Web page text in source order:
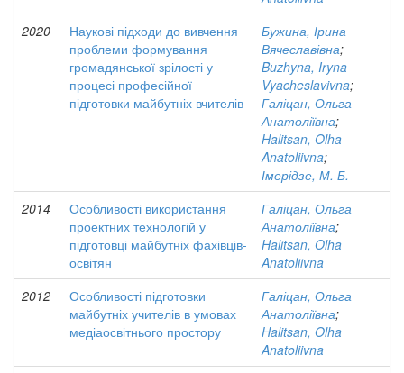
2020
Наукові підходи до вивчення
проблеми формування
громадянської зрілості у
процесі професійної
підготовки майбутніх вчителів
Бужина, Ірина
Вячеславівна;
Buzhyna, Iryna
Vyacheslavivna;
Галіцан, Ольга
Анатоліївна;
Halitsan, Olha
Anatoliivna;
Імерідзе, М. Б.
2014
Особливості використання
проектних технологій у
підготовці майбутніх фахівців-
освітян
Галіцан, Ольга
Анатоліївна;
Halitsan, Olha
Anatoliivna
2012
Особливості підготовки
майбутніх учителів в умовах
медіаосвітнього простору
Галіцан, Ольга
Анатоліївна;
Halitsan, Olha
Anatoliivna